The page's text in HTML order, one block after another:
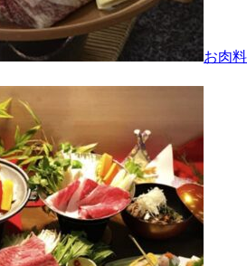
お肉料